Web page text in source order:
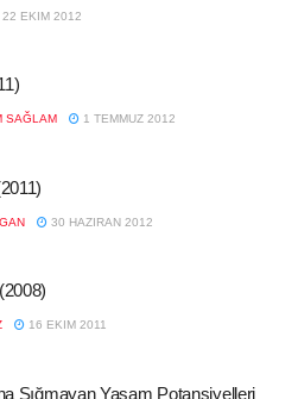
22 EKIM 2012
SAĞLAM 1 TEMMUZ 2012
30 HAZIRAN 2012
16 EKIM 2011
Sığmayan Yaşam Potansiyelleri